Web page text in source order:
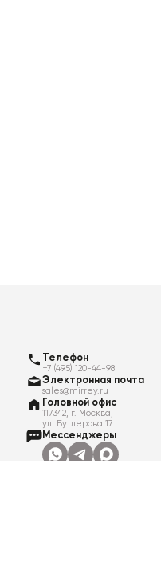
Телефон
+7 (495) 120-44-98
Электронная почта
sales@mirrey.ru
Головной офис
117342, г. Москва,
ул. Бутлерова 17
Мессенджеры